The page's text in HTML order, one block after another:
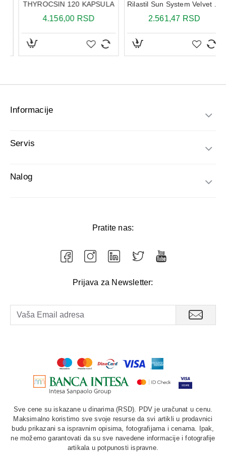
THYROCSIN 120 KAPSULA
4.156,00 RSD
Rilastil Sun System Velvet losion SPF50+ 200 ml
2.561,47 RSD
Informacije
Servis
Nalog
Pratite nas:
Prijava za Newsletter:
Sve cene su iskazane u dinarima (RSD). PDV je uračunat u cenu.
Maksimalno koristimo sve svoje resurse da svi artikli u prodavnici
budu prikazani sa ispravnim opisima, fotografijama i cenama. Ipak,
ne možemo garantovati da su sve navedene informacije i fotografije
artikala u potpunosti ispravne.